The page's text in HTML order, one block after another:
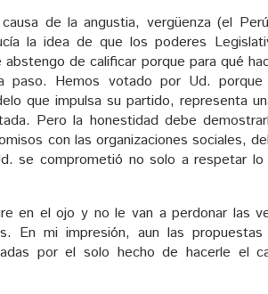
de la angustia, vergüenza (el
la idea de que los poderes
de calificar porque para qué
paso. Hemos votado por Ud.
que impulsa su partido, representa
Pero la honestidad debe
con las organizaciones sociales,
se comprometió no solo a respetar
en el ojo y no le van a perdonar las
En mi impresión, aun las
por el solo hecho de hacerle el